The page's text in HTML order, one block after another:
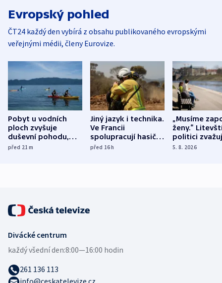
Evropský pohled
ČT24 každý den vybírá z obsahu publikovaného evropskými
veřejnými médii, členy Eurovize.
Pobyt u vodních
ploch zvyšuje
duševní pohodu,
ukázala
před 21m
Jiný jazyk i technika.
Ve Francii
spolupracují hasiči z
různých zemí
před 16h
„Musíme
ženy.“
politici
dohodu o
5. 8. 2026
Divácké centrum
každý všední den:8:00—16:00 hodin
261 136 113
info@ceskatelevize.cz